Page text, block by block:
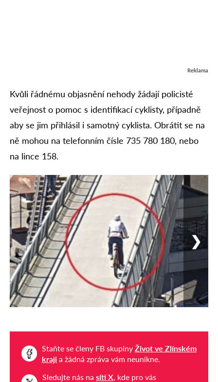
Reklama
Kvůli řádnému objasnění nehody žádají policisté
veřejnost o pomoc s identifikací cyklisty, případně
aby se jim přihlásil i samotný cyklista. Obrátit se na
ně mohou na telefonním čísle 735 780 180, nebo
na lince 158.
❯
Staňte se členy FB skupiny Život ve Zlínském
kraji a žádná zpráva vám neunikne.
Sledujte nás na síti X, kde pro vás